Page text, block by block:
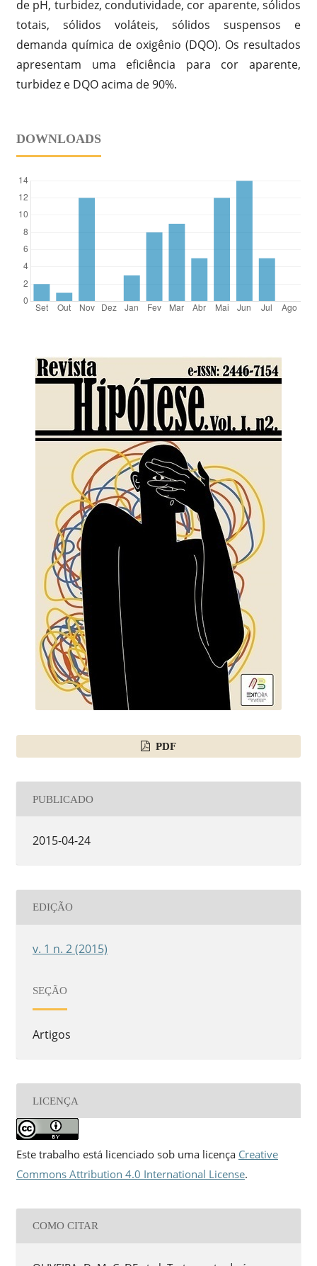
de pH, turbidez, condutividade, cor aparente, sólidos
totais, sólidos voláteis, sólidos suspensos e
demanda química de oxigênio (DQO). Os resultados
apresentam uma eficiência para cor aparente,
turbidez e DQO acima de 90%.
DOWNLOADS
PDF
PUBLICADO
2015-04-24
EDIÇÃO
v. 1 n. 2 (2015)
SEÇÃO
Artigos
LICENÇA
Este trabalho está licenciado sob uma licença Creative
Commons Attribution 4.0 International License.
COMO CITAR